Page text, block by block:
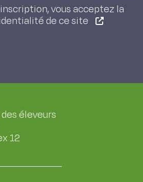
vous acceptez la
de ce site
éleveurs
12